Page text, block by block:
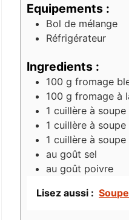
Equipements :
Bol de mélange
Réfrigérateur
Ingredients :
100 g fromage
100 g fromage à
1 cuillère à soupe
1 cuillère à soupe
1 cuillère à soupe
au goût sel
au goût poivre
Lisez aussi :